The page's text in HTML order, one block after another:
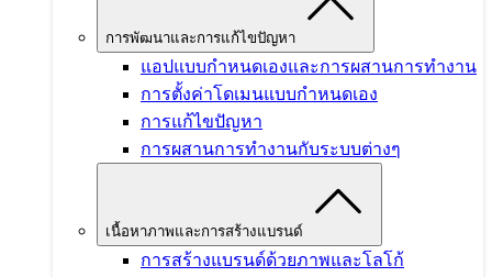
การพัฒนาและการแก้ไขปัญหา
แอปแบบกำหนดเองและการผสานการทำงาน
การตั้งค่าโดเมนแบบกำหนดเอง
การแก้ไขปัญหา
การผสานการทำงานกับระบบต่างๆ
เนื้อหาภาพและการสร้างแบรนด์
การสร้างแบรนด์ด้วยภาพและโลโก้